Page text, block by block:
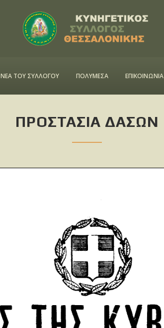
ΝΕΑ ΤΟΥ ΣΥΛΛΟΓΟΥ ΠΟΛΥΜΕΣΑ ΕΠΙΚΟΙΝΩΝΙΑ
ΠΡΟΣΤΑΣΙΑ ΔΑΣΩΝ